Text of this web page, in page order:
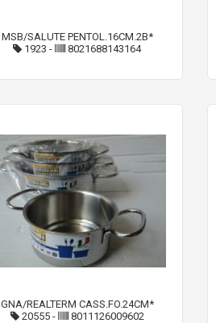
MSB/SALUTE PENTOL.16CM.2B*
1923 - 8021688143164
GNA/REALTERM CASS.FO.24CM*
20555- 8011126009602